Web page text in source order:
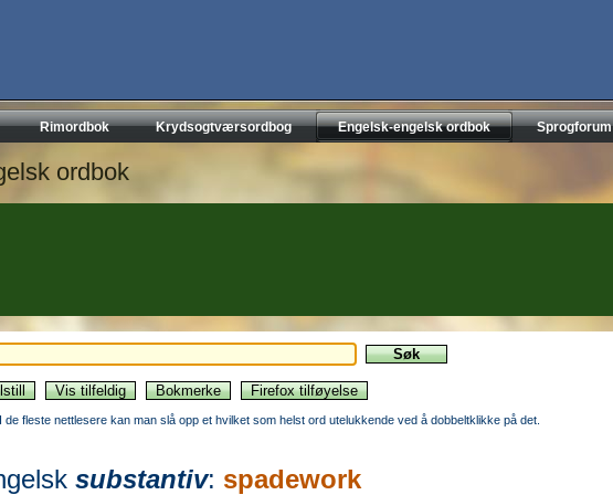
Rimordbok Krydsogtværsordbog Engelsk-engelsk ordbok Sprogforum
ordbok
de fleste nettlesere kan man slå opp et hvilket som helst ord utelukkende ved å dobbeltklikke på det.
substantiv: spadework